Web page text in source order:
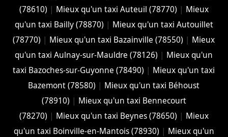
(78610) | Mieux qu'un taxi Auteuil (78770) | Mieux
qu'un taxi Bailly (78870) | Mieux qu'un taxi Autouillet
(78770) | Mieux qu'un taxi Bazainville (78550) | Mieux
qu'un taxi Aulnay-sur-Mauldre (78126) | Mieux qu'un
taxi Bazoches-sur-Guyonne (78490) | Mieux qu'un taxi
Bazemont (78580) | Mieux qu'un taxi Béhoust
(78910) | Mieux qu'un taxi Bennecourt
(78270) | Mieux qu'un taxi Beynes (78650) | Mieux
qu'un taxi Boinville-en-Mantois (78930) | Mieux qu'un